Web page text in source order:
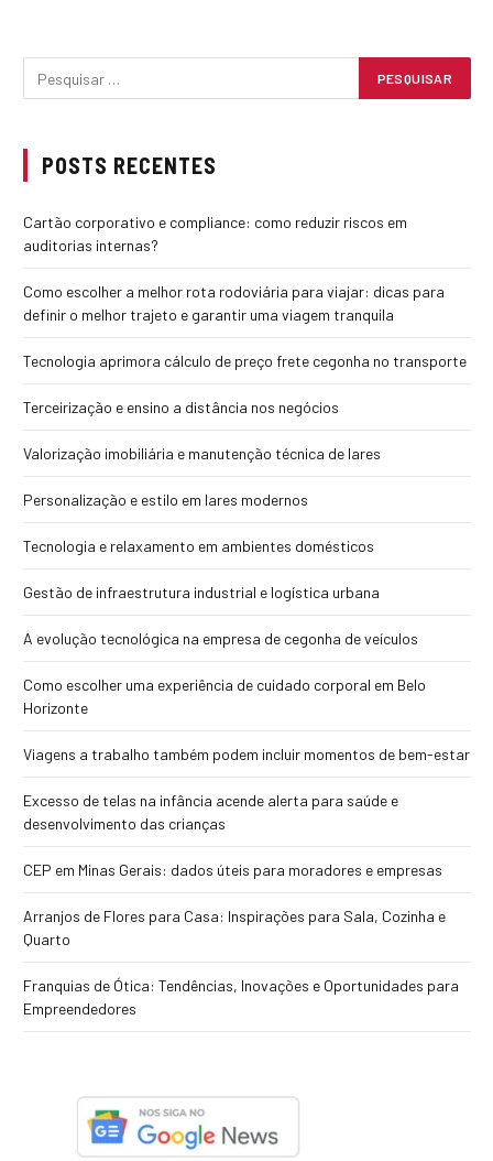
POSTS RECENTES
Cartão corporativo e compliance: como reduzir riscos em
auditorias internas?
Como escolher a melhor rota rodoviária para viajar: dicas para
definir o melhor trajeto e garantir uma viagem tranquila
Tecnologia aprimora cálculo de preço frete cegonha no transporte
Terceirização e ensino a distância nos negócios
Valorização imobiliária e manutenção técnica de lares
Personalização e estilo em lares modernos
Tecnologia e relaxamento em ambientes domésticos
Gestão de infraestrutura industrial e logística urbana
A evolução tecnológica na empresa de cegonha de veículos
Como escolher uma experiência de cuidado corporal em Belo
Horizonte
Viagens a trabalho também podem incluir momentos de bem-estar
Excesso de telas na infância acende alerta para saúde e
desenvolvimento das crianças
CEP em Minas Gerais: dados úteis para moradores e empresas
Arranjos de Flores para Casa: Inspirações para Sala, Cozinha e
Quarto
Franquias de Ótica: Tendências, Inovações e Oportunidades para
Empreendedores